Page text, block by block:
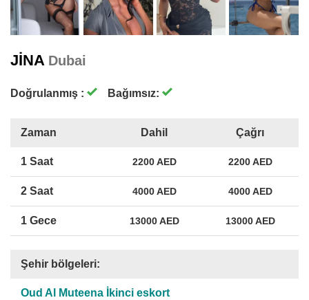
JINA Dubai
Doğrulanmış : Bağımsız:
Zaman Dahil Çağrı
1 Saat 2200 AED 2200 AED
2 Saat 4000 AED 4000 AED
1 Gece 13000 AED 13000 AED
Şehir bölgeleri:
Oud Al Muteena İkinci eskort